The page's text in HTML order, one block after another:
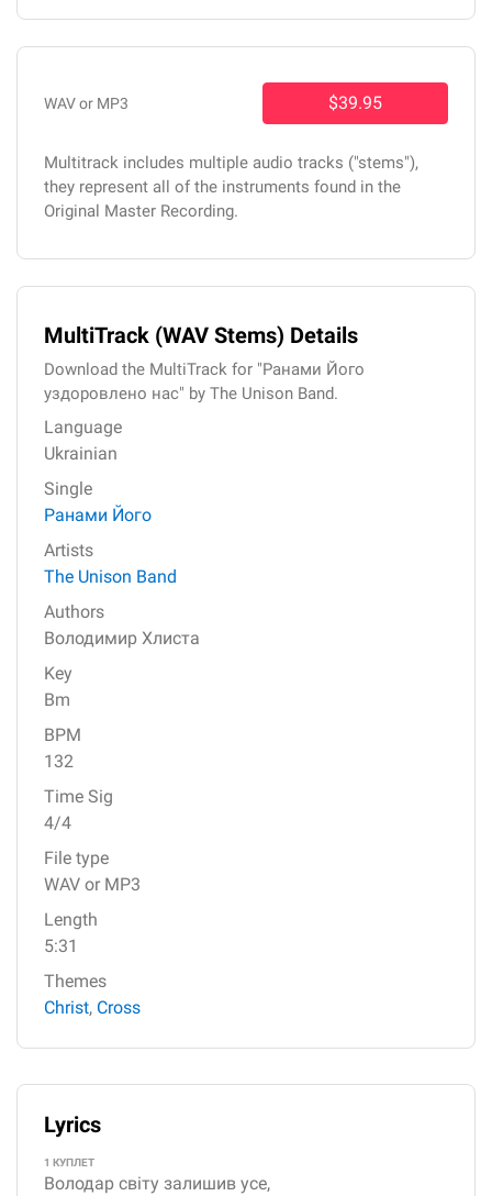
WAV or MP3 $39.95
Multitrack includes multiple audio tracks ("stems"),
they represent all of the instruments found in the
Original Master Recording.
MultiTrack (WAV Stems) Details
Download the MultiTrack for "Ранами Його
уздоровлено нас" by The Unison Band.
Language
Ukrainian
Single
Ранами Його
Artists
The Unison Band
Authors
Володимир Хлиста
Key
Bm
BPM
132
Time Sig
4/4
File type
WAV or MP3
Length
5:31
Themes
Christ, Cross
Lyrics
1 КУПЛЕТ
Володар світу залишив усе,